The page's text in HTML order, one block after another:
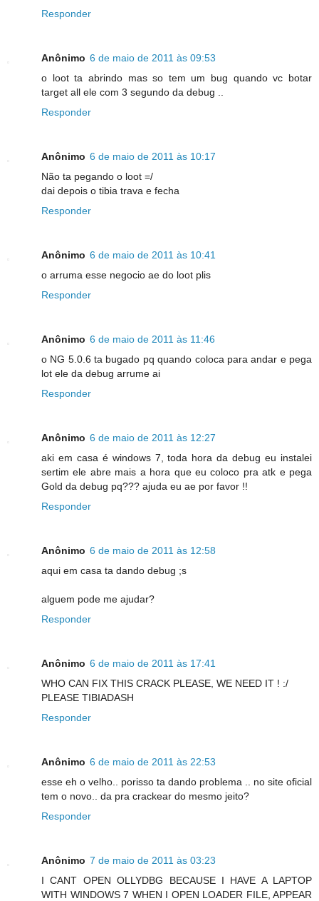
Responder
Anônimo 6 de maio de 2011 às 09:53
o loot ta abrindo mas so tem um bug quando vc botar
target all ele com 3 segundo da debug ..
Responder
Anônimo 6 de maio de 2011 às 10:17
Não ta pegando o loot =/
dai depois o tibia trava e fecha
Responder
Anônimo 6 de maio de 2011 às 10:41
o arruma esse negocio ae do loot plis
Responder
Anônimo 6 de maio de 2011 às 11:46
o NG 5.0.6 ta bugado pq quando coloca para andar e pega
lot ele da debug arrume ai
Responder
Anônimo 6 de maio de 2011 às 12:27
aki em casa é windows 7, toda hora da debug eu instalei
sertim ele abre mais a hora que eu coloco pra atk e pega
Gold da debug pq??? ajuda eu ae por favor !!
Responder
Anônimo 6 de maio de 2011 às 12:58
aqui em casa ta dando debug ;s
alguem pode me ajudar?
Responder
Anônimo 6 de maio de 2011 às 17:41
WHO CAN FIX THIS CRACK PLEASE, WE NEED IT ! :/
PLEASE TIBIADASH
Responder
Anônimo 6 de maio de 2011 às 22:53
esse eh o velho.. porisso ta dando problema .. no site oficial
tem o novo.. da pra crackear do mesmo jeito?
Responder
Anônimo 7 de maio de 2011 às 03:23
I CANT OPEN OLLYDBG BECAUSE I HAVE A LAPTOP
WITH WINDOWS 7 WHEN I OPEN LOADER FILE, APPEAR